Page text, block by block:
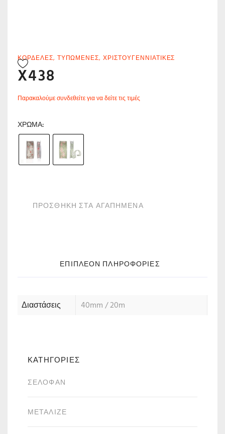
ΚΟΡΔΈΛΕΣ, ΤΥΠΩΜΈΝΕΣ,ΧΡΙΣΤΟΥΓΕΝΝΙΆΤΙΚΕΣ
X438
Παρακαλούμε συνδεθείτε για να δείτε τις τιμές
ΧΡΏΜΑ
ΠΡΟΣΘΗΚΗ ΣΤΑ ΑΓΑΠΗΜΕΝΑ
ΕΠΙΠΛΈΟΝ ΠΛΗΡΟΦΟΡΊΕΣ
Διαστάσεις 40mm / 20m
ΚΑΤΗΓΟΡΙΕΣ
ΣΕΛΟΦΆΝ
ΜΕΤΑΛΙΖΈ